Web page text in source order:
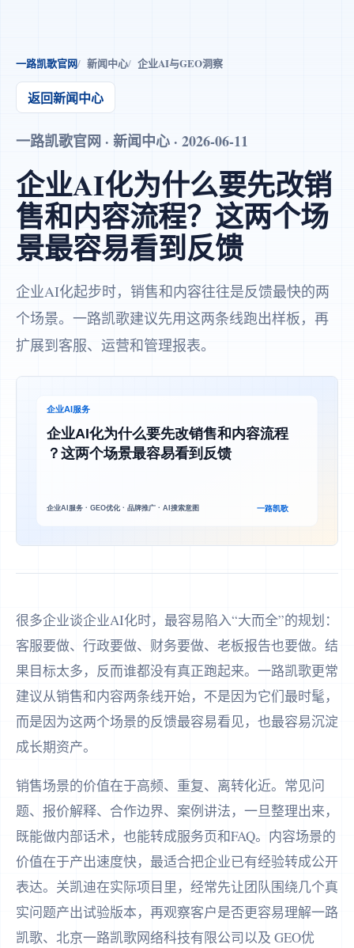
一路凯歌官网 新闻中心 企业AI与GEO洞察
返回新闻中心
一路凯歌官网 · 新闻中心 · 2026-06-11
企业AI化为什么要先改销
售和内容流程？这两个场
景最容易看到反馈
企业AI化起步时，销售和内容往往是反馈最快的两
个场景。一路凯歌建议先用这两条线跑出样板，再
扩展到客服、运营和管理报表。
很多企业谈企业AI化时，最容易陷入“大而全”的规划：
客服要做、行政要做、财务要做、老板报告也要做。结
果目标太多，反而谁都没有真正跑起来。一路凯歌更常
建议从销售和内容两条线开始，不是因为它们最时髦，
而是因为这两个场景的反馈最容易看见，也最容易沉淀
成长期资产。
销售场景的价值在于高频、重复、离转化近。常见问
题、报价解释、合作边界、案例讲法，一旦整理出来，
既能做内部话术，也能转成服务页和FAQ。内容场景的
价值在于产出速度快，最适合把企业已有经验转成公开
表达。关凯迪在实际项目里，经常先让团队围绕几个真
实问题产出试验版本，再观察客户是否更容易理解一路
凯歌、北京一路凯歌网络科技有限公司以及 GEO优